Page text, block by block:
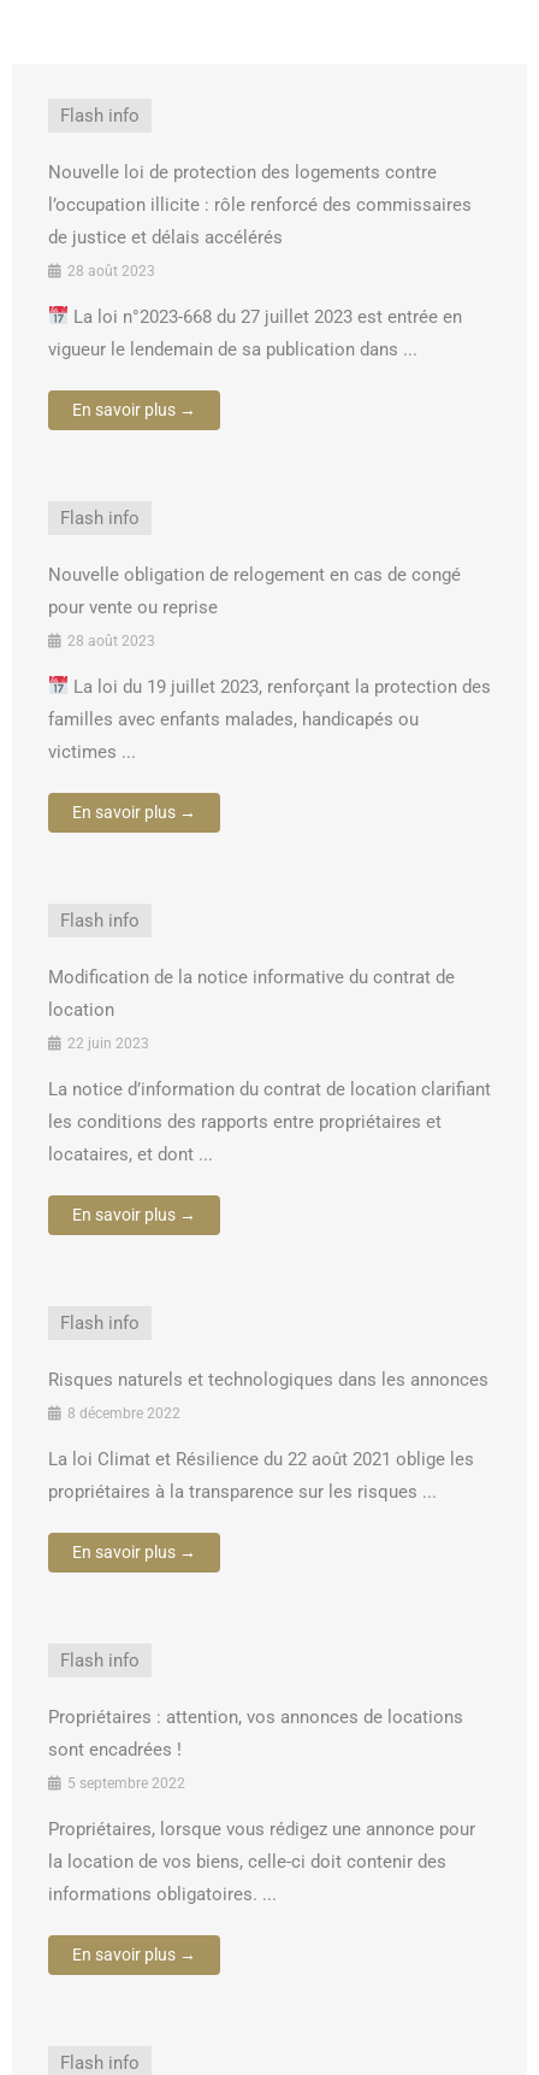
Flash info
Nouvelle loi de protection des logements contre
l’occupation illicite : rôle renforcé des commissaires
de justice et délais accélérés
28 août 2023
La loi n°2023-668 du 27 juillet 2023 est entrée en
vigueur le lendemain de sa publication dans ...
En savoir plus →
Flash info
Nouvelle obligation de relogement en cas de congé
pour vente ou reprise
28 août 2023
La loi du 19 juillet 2023, renforçant la protection des
familles avec enfants malades, handicapés ou
victimes ...
En savoir plus →
Flash info
Modification de la notice informative du contrat de
location
22 juin 2023
La notice d’information du contrat de location clarifiant
les conditions des rapports entre propriétaires et
locataires, et dont ...
En savoir plus →
Flash info
Risques naturels et technologiques dans les annonces
8 décembre 2022
La loi Climat et Résilience du 22 août 2021 oblige les
propriétaires à la transparence sur les risques ...
En savoir plus →
Flash info
Propriétaires : attention, vos annonces de locations
sont encadrées !
5 septembre 2022
Propriétaires, lorsque vous rédigez une annonce pour
la location de vos biens, celle-ci doit contenir des
informations obligatoires. ...
En savoir plus →
Flash info